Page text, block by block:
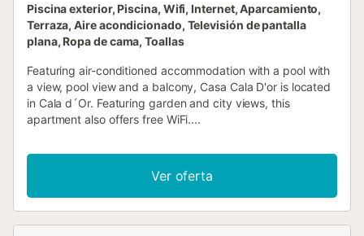
Piscina exterior, Piscina, Wifi, Internet, Aparcamiento,
Terraza, Aire acondicionado, Televisión de pantalla
plana, Ropa de cama, Toallas
Featuring air-conditioned accommodation with a pool with
a view, pool view and a balcony, Casa Cala D'or is located
in Cala d´Or. Featuring garden and city views, this
apartment also offers free WiFi....
Ver oferta